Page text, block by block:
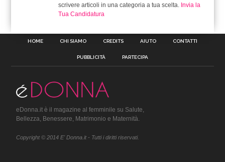
scrivere articoli in una categoria a tua scelta. Invia la
Tua Candidatura
HOME CHI SIAMO CREDITS AIUTO CONTATTI
PUBBLICITÀ PARTECIPA
eDonna.it è il magazine al femminile su Salute,
Bellezza, Benessere, Matrimonio e Maternità.
Copyright © 2014 E' Donna.it - Tutti i diritti riservati.